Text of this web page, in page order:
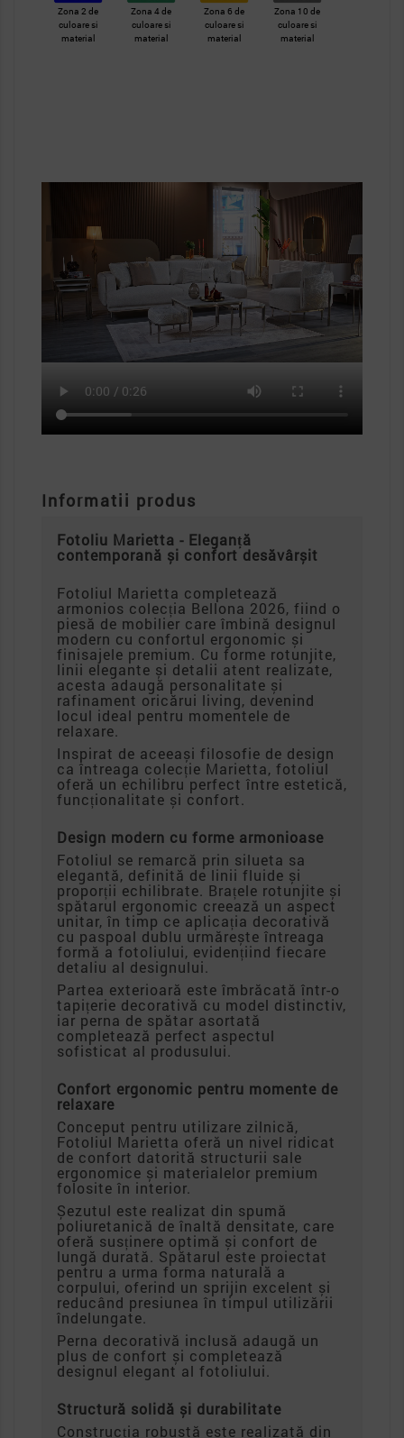
Zona 2 de
culoare si
material
Zona 4 de
culoare si
material
Zona 6 de
culoare si
material
Zona 10 de
culoare si
material
Informatii produs
Fotoliu Marietta - Eleganță
contemporană și confort desăvârșit
Fotoliul Marietta completează
armonios colecția Bellona 2026, fiind o
piesă de mobilier care îmbină designul
modern cu confortul ergonomic și
finisajele premium. Cu forme rotunjite,
linii elegante și detalii atent realizate,
acesta adaugă personalitate și
rafinament oricărui living, devenind
locul ideal pentru momentele de
relaxare.
Inspirat de aceeași filosofie de design
ca întreaga colecție Marietta, fotoliul
oferă un echilibru perfect între estetică,
funcționalitate și confort.
Design modern cu forme armonioase
Fotoliul se remarcă prin silueta sa
elegantă, definită de linii fluide și
proporții echilibrate. Brațele rotunjite și
spătarul ergonomic creează un aspect
unitar, în timp ce aplicația decorativă
cu paspoal dublu urmărește întreaga
formă a fotoliului, evidențiind fiecare
detaliu al designului.
Partea exterioară este îmbrăcată într-o
tapițerie decorativă cu model distinctiv,
iar perna de spătar asortată
completează perfect aspectul
sofisticat al produsului.
Confort ergonomic pentru momente de
relaxare
Conceput pentru utilizare zilnică,
Fotoliul Marietta oferă un nivel ridicat
de confort datorită structurii sale
ergonomice și materialelor premium
folosite în interior.
Șezutul este realizat din spumă
poliuretanică de înaltă densitate, care
oferă susținere optimă și confort de
lungă durată. Spătarul este proiectat
pentru a urma forma naturală a
corpului, oferind un sprijin excelent și
reducând presiunea în timpul utilizării
îndelungate.
Perna decorativă inclusă adaugă un
plus de confort și completează
designul elegant al fotoliului.
Structură solidă și durabilitate
Construcția robustă este realizată din